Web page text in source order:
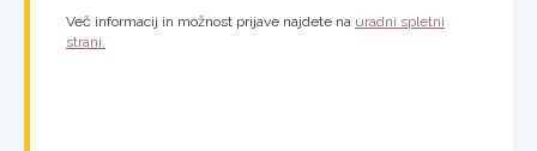
Več informacij in možnost prijave najdete na uradni spletni
strani.